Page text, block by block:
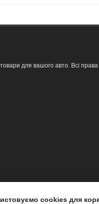
для вашого авто. Всі права
cookies для